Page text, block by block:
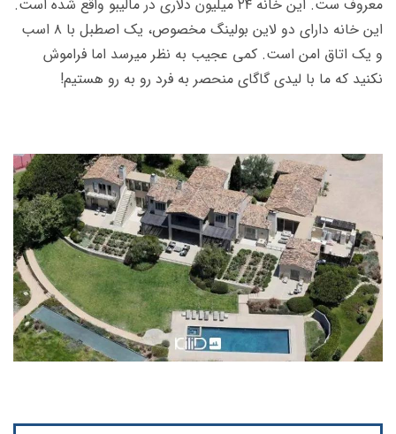
معروف ست. این خانه ۲۴ میلیون دلاری در مالیبو واقع شده است.
این خانه دارای دو لاین بولینگ مخصوص، یک اصطبل با ۸ اسب
و یک اتاق امن است. کمی عجیب به نظر می­رسد اما فراموش
نکنید که ما با لیدی گاگای منحصر به فرد رو به رو هستیم!